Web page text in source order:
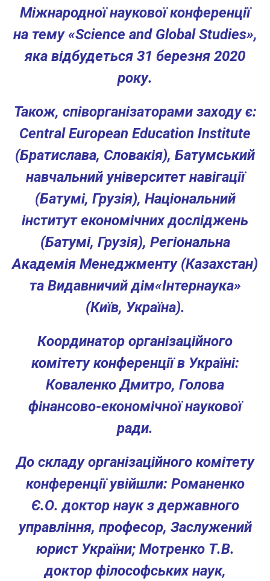
Міжнародної наукової конференції
на тему«Science and Global Studies»,
яка відбудеться 31 березня 2020
року.
Також, співорганізаторами заходу є:
Central European Education Institute
(Братислава, Словакія), Батумський
навчальний університет навігації
(Батумі, Грузія), Національний
інститут економічних досліджень
(Батумі, Грузія), Регіональна
Академія Менеджменту (Казахстан)
та Видавничий дім«Інтернаука»
(Київ, Україна).
Координатор організаційного
комітету конференції в Україні:
Коваленко Дмитро, Голова
фінансово-економічної наукової
ради.
До складу організаційного комітету
конференції увійшли: Романенко
Є.О. доктор наук з державного
управління, професор, Заслужений
юрист України; Мотренко Т.В.
доктор філософських наук,